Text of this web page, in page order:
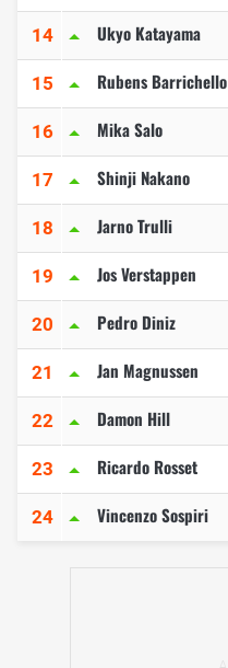
14 Ukyo Katayama
15 Rubens Barrichello
16 Mika Salo
17 Shinji Nakano
18 Jarno Trulli
19 Jos Verstappen
20 Pedro Diniz
21 Jan Magnussen
22 Damon Hill
23 Ricardo Rosset
24 Vincenzo Sospiri